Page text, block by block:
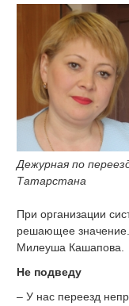
Дежурная по
Татарстана
При организации
решающее значение.
Милеуша Кашапова.
Не подведу
– У нас переезд